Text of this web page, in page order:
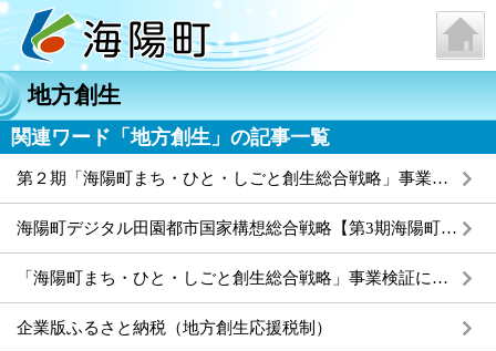
地方創生
関連ワード「地方創生」の記事一覧
第２期「海陽町まち・ひと・しごと創生総合戦略」事業検証について
海陽町デジタル田園都市国家構想総合戦略【第3期海陽町総合戦略】を策定しました
「海陽町まち・ひと・しごと創生総合戦略」事業検証について
企業版ふるさと納税（地方創生応援税制）